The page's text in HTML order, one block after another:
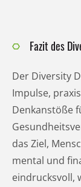
Fazit des
Der Diversity
Impulse,
Denkanstöße
das Ziel,
mental und
eindrucksvoll,